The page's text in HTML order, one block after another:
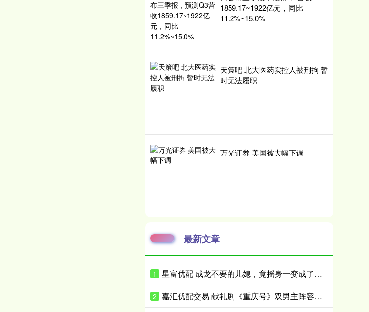
1859.17~1922亿元，同比
11.2%~15.0%
天策吧 北大医药实控人被刑拘 暂
时无法履职
万光证券 美国被大幅下调
最新文章
1 星富优配 成龙不要的儿媳，竟摇身一变成了霍家儿媳？感到意外的何止他一人
2 嘉汇优配交易 献礼剧《重庆号》双男主阵容曝光！肖战无缝衔接进组，搭档老顶流